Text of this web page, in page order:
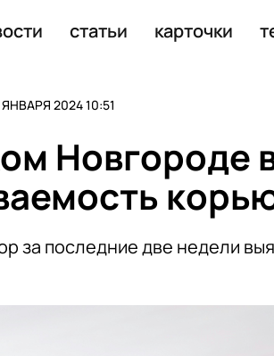
статьи карточки
ЯНВАРЯ 2024 10:51
Новгороде
за последние две недели